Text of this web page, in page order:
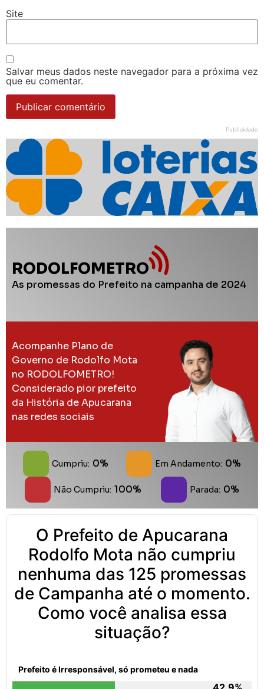
Site
Salvar meus dados neste navegador para a próxima vez
que eu comentar.
Publicidade
RODOLFOMETRO
As promessas do Prefeito na campanha de 2024
Acompanhe Plano de
Governo de Rodolfo Mota
no RODOLFOMETRO!
Considerado pior prefeito
da História de Apucarana
nas redes sociais
Cumpriu: 0% Em Andamento: 0%
Não Cumpriu: 100% Parada: 0%
O Prefeito de Apucarana
Rodolfo Mota não cumpriu
nenhuma das 125 promessas
de Campanha até o momento.
Como você analisa essa
situação?
Prefeito é Irresponsável, só prometeu e nada